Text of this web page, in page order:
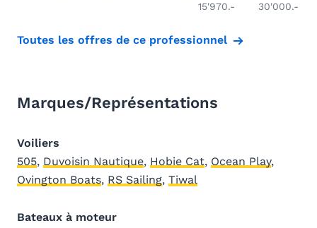
15'970.-
30'000.-
Toutes les offres de ce professionnel
Marques/Représentations
Voiliers
505, Duvoisin Nautique, Hobie Cat, Ocean Play,
Ovington Boats, RS Sailing, Tiwal
Bateaux à moteur